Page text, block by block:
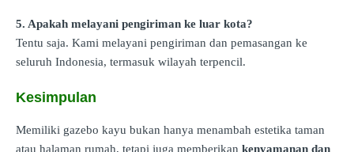
5. Apakah melayani pengiriman ke luar kota?
Tentu saja. Kami melayani pengiriman dan pemasangan ke
seluruh Indonesia, termasuk wilayah terpencil.
Kesimpulan
Memiliki gazebo kayu bukan hanya menambah estetika taman
atau halaman rumah, tetapi juga memberikan kenyamanan dan